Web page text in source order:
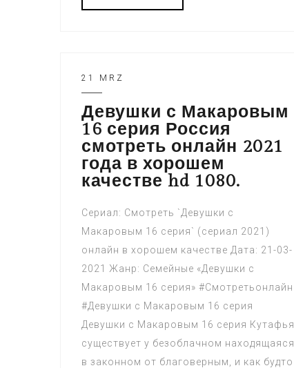
21 MRZ
Девушки с Макаровым
16 серия Россия
смотреть онлайн 2021
года в хорошем
качестве hd 1080.
Сериал: Смотреть `Девушки с
Макаровым 16 серия` (сериал 2021)
онлайн в хорошем качестве Дата: 21-03-
2021 Жанр: Семейные «Девушки с
Макаровым 16 серия» #Смотретьонлайн
#Девушки с Макаровым 16 серия
Девушки с Макаровым 16 серия Кутафья
существует у безоблачном находящаяся
в законном от благоверным, и как будто